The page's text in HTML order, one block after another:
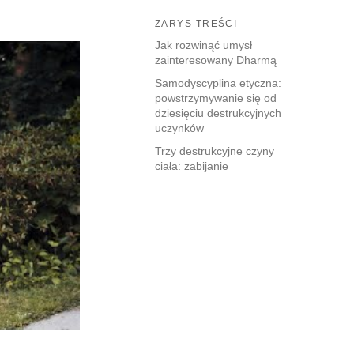
ZARYS TREŚCI
Jak rozwinąć umysł
zainteresowany Dharmą
Samodyscyplina etyczna:
powstrzymywanie się od
dziesięciu destrukcyjnych
uczynków
Trzy destrukcyjne czyny
ciała: zabijanie